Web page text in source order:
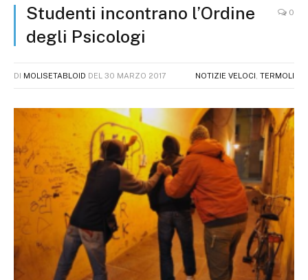
Studenti incontrano l’Ordine
degli Psicologi
0
DI MOLISETABLOID DEL 30 MARZO 2017 NOTIZIE VELOCI TERMOLI